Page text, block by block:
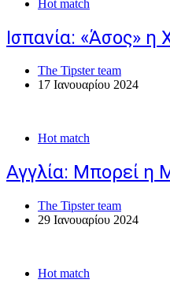
Hot match
Ισπανία: «Άσος» η
The Tipster team
17 Ιανουαρίου 2024
Hot match
Αγγλία: Μπορεί η
The Tipster team
29 Ιανουαρίου 2024
Hot match